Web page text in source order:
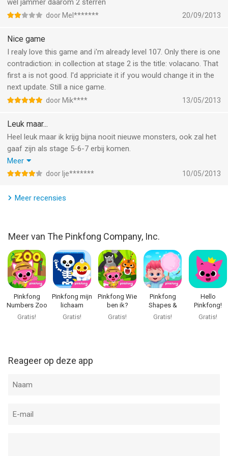
wel jammer daarom 2 sterren
door Mel******* 20/09/2013
Nice game
I realy love this game and i'm already level 107. Only there is one
contradiction: in collection at stage 2 is the title: volacano. That
first a is not good. I'd appriciate it if you would change it in the
next update. Still a nice game.
door Mik**** 13/05/2013
Leuk maar...
Heel leuk maar ik krijg bijna nooit nieuwe monsters, ook zal het
gaaf zijn als stage 5-6-7 erbij komen.
Heel soms sluit de applicatie uit zich zelf af.
Dus die bug fixen, de stages toevoegen en nieuwe monster.
Meer
door Ije******* 10/05/2013
Meer recensies
Meer van The Pinkfong Company, Inc.
Pinkfong
Numbers Zoo
Gratis!
Pinkfong mijn
lichaam
Gratis!
Pinkfong Wie
ben ik?
Gratis!
Pinkfong
Shapes &
Colors
Gratis!
Hello
Pinkfong!
Gratis!
Reageer op deze app